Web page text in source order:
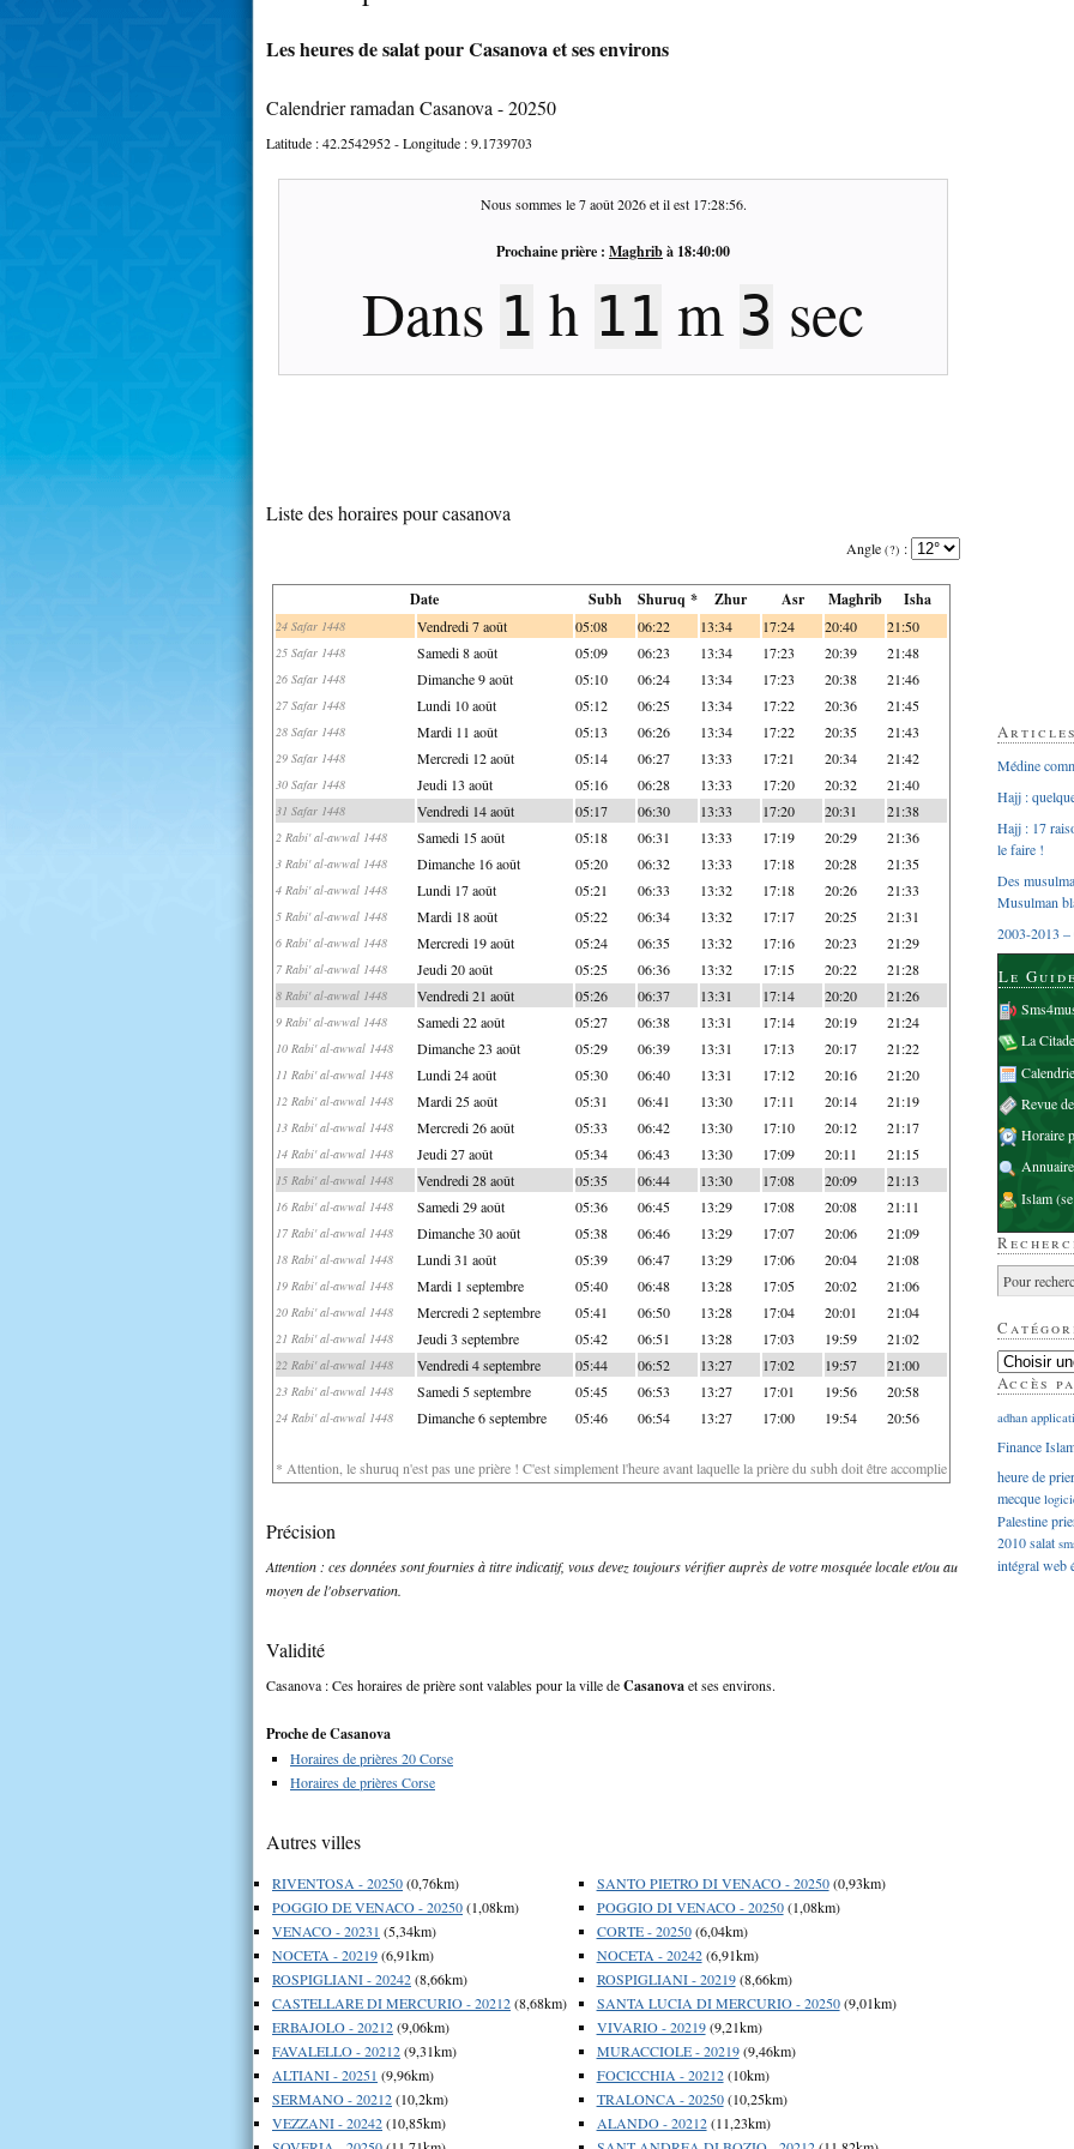
Les heures de salat pour Casanova et ses environs
Calendrier ramadan Casanova - 20250
Latitude :42.2542952- Longitude :9.1739703
Nous sommes le7 août 2026et il est 17:28:57.
Prochaine prière : Maghribà 18:40:00
Dans 1 h 11 m 2 sec
Liste des horaires pour casanova
Angle (?) :
Date Subh Shuruq * Zhur Asr Maghrib Isha
24 Safar 1448 Vendredi 7 août 05:08 06:22 13:34 17:24 20:40 21:50
25 Safar 1448 Samedi 8 août 05:09 06:23 13:34 17:23 20:39 21:48
26 Safar 1448 Dimanche 9 août 05:10 06:24 13:34 17:23 20:38 21:46
27 Safar 1448 Lundi 10 août 05:12 06:25 13:34 17:22 20:36 21:45
28 Safar 1448 Mardi 11 août 05:13 06:26 13:34 17:22 20:35 21:43
29 Safar 1448 Mercredi 12 août 05:14 06:27 13:33 17:21 20:34 21:42
30 Safar 1448 Jeudi 13 août 05:16 06:28 13:33 17:20 20:32 21:40
31 Safar 1448 Vendredi 14 août 05:17 06:30 13:33 17:20 20:31 21:38
2 Rabi' al-awwal 1448 Samedi 15 août 05:18 06:31 13:33 17:19 20:29 21:36
3 Rabi' al-awwal 1448 Dimanche 16 août 05:20 06:32 13:33 17:18 20:28 21:35
4 Rabi' al-awwal 1448 Lundi 17 août 05:21 06:33 13:32 17:18 20:26 21:33
5 Rabi' al-awwal 1448 Mardi 18 août 05:22 06:34 13:32 17:17 20:25 21:31
6 Rabi' al-awwal 1448 Mercredi 19 août 05:24 06:35 13:32 17:16 20:23 21:29
7 Rabi' al-awwal 1448 Jeudi 20 août 05:25 06:36 13:32 17:15 20:22 21:28
8 Rabi' al-awwal 1448 Vendredi 21 août 05:26 06:37 13:31 17:14 20:20 21:26
9 Rabi' al-awwal 1448 Samedi 22 août 05:27 06:38 13:31 17:14 20:19 21:24
10 Rabi' al-awwal 1448 Dimanche 23 août 05:29 06:39 13:31 17:13 20:17 21:22
11 Rabi' al-awwal 1448 Lundi 24 août 05:30 06:40 13:31 17:12 20:16 21:20
12 Rabi' al-awwal 1448 Mardi 25 août 05:31 06:41 13:30 17:11 20:14 21:19
13 Rabi' al-awwal 1448 Mercredi 26 août 05:33 06:42 13:30 17:10 20:12 21:17
14 Rabi' al-awwal 1448 Jeudi 27 août 05:34 06:43 13:30 17:09 20:11 21:15
15 Rabi' al-awwal 1448 Vendredi 28 août 05:35 06:44 13:30 17:08 20:09 21:13
16 Rabi' al-awwal 1448 Samedi 29 août 05:36 06:45 13:29 17:08 20:08 21:11
17 Rabi' al-awwal 1448 Dimanche 30 août 05:38 06:46 13:29 17:07 20:06 21:09
18 Rabi' al-awwal 1448 Lundi 31 août 05:39 06:47 13:29 17:06 20:04 21:08
19 Rabi' al-awwal 1448 Mardi 1 septembre 05:40 06:48 13:28 17:05 20:02 21:06
20 Rabi' al-awwal 1448 Mercredi 2 septembre 05:41 06:50 13:28 17:04 20:01 21:04
21 Rabi' al-awwal 1448 Jeudi 3 septembre 05:42 06:51 13:28 17:03 19:59 21:02
22 Rabi' al-awwal 1448 Vendredi 4 septembre 05:44 06:52 13:27 17:02 19:57 21:00
23 Rabi' al-awwal 1448 Samedi 5 septembre 05:45 06:53 13:27 17:01 19:56 20:58
24 Rabi' al-awwal 1448 Dimanche 6 septembre 05:46 06:54 13:27 17:00 19:54 20:56
* Attention, le shuruq n'est pas une prière ! C'est simplement l'heure avant laquelle la prière du subh doit être accomplie
Précision
Attention : ces données sont fournies à titre indicatif, vous devez toujours vérifier auprès de votre mosquée locale et/ou au
moyen de l'observation.
Validité
Casanova : Ces horaires de prière sont valables pour la ville deCasanovaet ses environs.
Proche de Casanova
Horaires de prières 20 Corse
Horaires de prières Corse
Autres villes
RIVENTOSA - 20250(0,76km)
POGGIO DE VENACO - 20250(1,08km)
VENACO - 20231 (5,34km)
NOCETA - 20219(6,91km)
ROSPIGLIANI - 20242(8,66km)
CASTELLARE DI MERCURIO - 20212(8,68km)
ERBAJOLO - 20212(9,06km)
FAVALELLO - 20212(9,31km)
ALTIANI - 20251 (9,96km)
SERMANO - 20212(10,2km)
VEZZANI - 20242(10,85km)
SANTO PIETRO DI VENACO - 20250(0,93km)
POGGIO DI VENACO - 20250(1,08km)
CORTE - 20250(6,04km)
NOCETA - 20242(6,91km)
ROSPIGLIANI - 20219(8,66km)
SANTA LUCIA DI MERCURIO - 20250(9,01km)
VIVARIO - 20219(9,21km)
MURACCIOLE - 20219(9,46km)
FOCICCHIA - 20212(10km)
TRALONCA - 20250(10,25km)
ALANDO - 20212(11,23km)
Médine
Hajj :
Hajj : 17
le faire !
Des
Musulman
2003-2013 –
Le
La
Revue
Horaire
Islam
Accès
adhan
Finance
heure de
mecque
Palestine
2010salat
intégralweb